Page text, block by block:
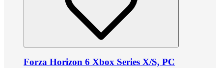
Forza Horizon 6 Xbox Series X/S, PC